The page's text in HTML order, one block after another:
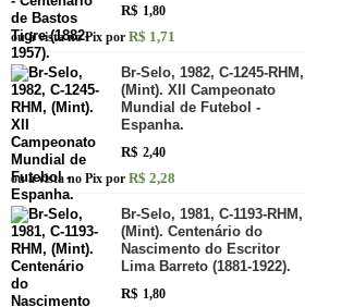
R$ 1,80
ou à vista no Pix por R$ 1,71
Br-Selo, 1982, C-1245-RHM,
(Mint). XII Campeonato
Mundial de Futebol -
Espanha.
R$ 2,40
ou à vista no Pix por R$ 2,28
Br-Selo, 1981, C-1193-RHM,
(Mint). Centenário do
Nascimento do Escritor
Lima Barreto (1881-1922).
R$ 1,80